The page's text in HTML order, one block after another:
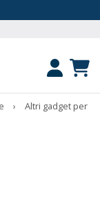
›
Altri gadget per